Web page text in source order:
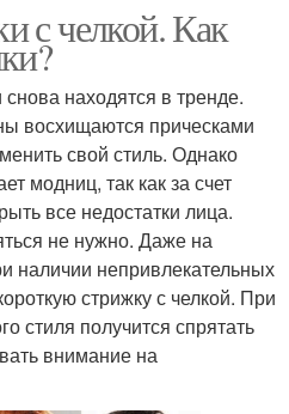
с челкой. Как
находятся в тренде.
восхищаются прическами
свой стиль. Однако
модниц, так как за счет
все недостатки лица.
не нужно. Даже на
наличии непривлекательных
стрижку с челкой. При
стиля получится спрятать
внимание на